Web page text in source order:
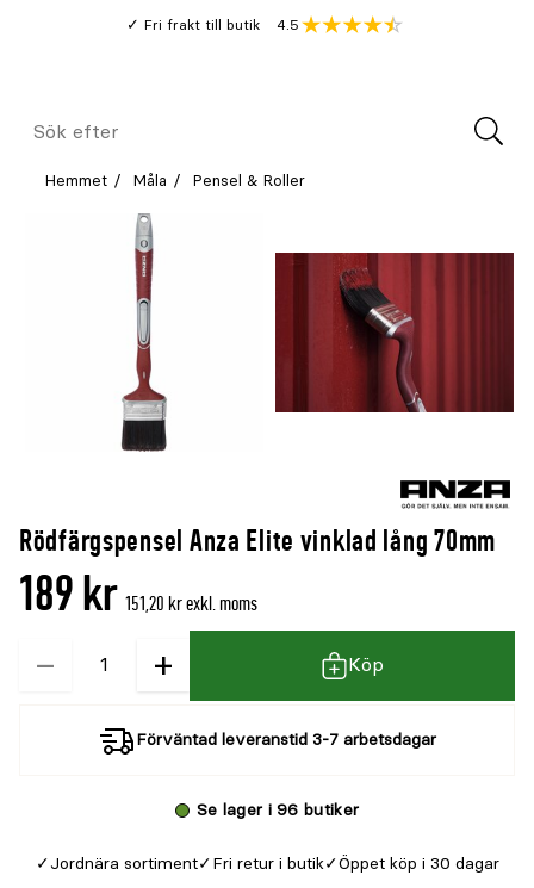
Fri frakt till butik
Genomsnitt
4.5
Meny
Sök
Hemmet Måla Pensel & Roller
Rödfärgspensel Anza Elite vinklad lång 70mm
189 kr 151,20 kr exkl. moms
−
Kvantitet + Köp
Förväntad leveranstid 3-7 arbetsdagar
Se lager i 96 butiker
Jordnära sortiment Fri retur i butik Öppet köp i 30 dagar